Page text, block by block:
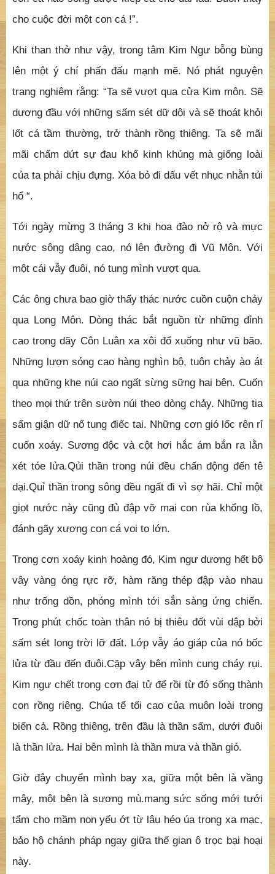
cho cuộc đời một con cá !”.
Khi than thở như vậy, trong tâm Kim Ngư bỗng bùng
lên một ý chí phấn đấu mạnh mẽ. Nó phát nguyện
trang nghiêm rằng: “Ta sẽ vượt qua cửa Kim môn. Sẽ
dương đầu với những sấm sét dữ dội và sẽ thoát khỏi
lốt cá tầm thường, trở thành rồng thiêng. Ta sẽ mãi
mãi chấm dứt sự đau khổ kinh khủng mà giống loài
của ta phải chịu đựng. Xóa bỏ đi dấu vết nhục nhằn tủi
hổ “.
Tới ngày mừng 3 tháng 3 khi hoa đào nở rộ và mực
nước sông dâng cao, nó lên đường đi Vũ Môn. Với
một cái vẫy đuôi, nó tung mình vượt qua.
Các ông chưa bao giờ thấy thác nước cuồn cuộn chảy
qua Long Môn. Dòng thác bắt nguồn từ những đỉnh
cao trong dãy Côn Luân xa xôi đổ xuống như vũ bão.
Những lượn sóng cao hàng nghìn bộ, tuôn chảy ào át
qua những khe núi cao ngất sừng sững hai bên. Cuốn
theo mọi thứ trên sườn núi theo dòng chảy. Những tia
sấm giận dữ nổ tung điếc tai. Những cơn gió lốc rên rỉ
cuốn xoáy. Sương độc và cột hơi hắc ám bắn ra lằn
xét tóe lửa.Qủi thần trong núi đều chấn động đến tê
dại.Quỉ thần trong sông đều ngất đi vì sợ hãi. Chỉ một
giọt nước này cũng đủ đập vỡ mai con rùa khổng lồ,
đánh gãy xương con cá voi to lớn.
Trong cơn xoáy kinh hoàng đó, Kim ngư dương hết bộ
vây vàng óng rực rỡ, hàm răng thép đập vào nhau
như trống dồn, phóng mình tới sẳn sàng ứng chiến.
Trong phút chốc toàn thân nó bị thiêu đốt vùi dập bởi
sấm sét long trời lỡ đất. Lớp vẫy áo giáp của nó bốc
lửa từ đầu đến đuôi.Cặp vây bên mình cung cháy rụi.
Kim ngư chết trong cơn đại tử để rồi từ đó sống thành
con rồng riêng. Chúa tể tối cao của muôn loài trong
biển cả. Rồng thiêng, trên đầu là thần sấm, dưới đuôi
là thần lửa. Hai bên mình là thần mưa và thần gió.
Giờ đây chuyển mình bay xa, giữa một bên là vầng
mây, một bên là sương mù.mang sức sống mới tưới
tẩm cho mầm non yếu ớt từ lâu héo úa trong xa mạc,
bảo hộ chánh pháp ngay giữa thế gian ô trọc bại hoại
này.